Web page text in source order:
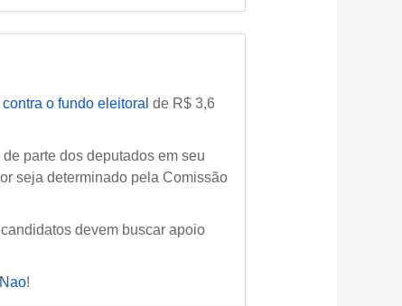
o fundo eleitoral de R$ 3,6
parte dos deputados em seu
seja determinado pela Comissão
devem buscar apoio
!